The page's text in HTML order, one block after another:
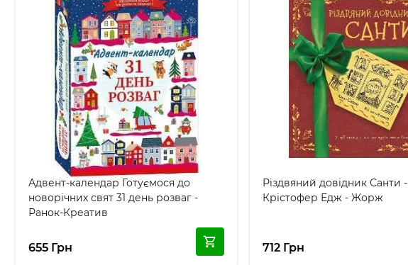
Адвент-календар Готуємося до
новорічних свят 31 день розваг -
Ранок-Креатив
655 Грн
Різдвяний довідник Санти -
Крістофер Едж - Жорж
712 Грн